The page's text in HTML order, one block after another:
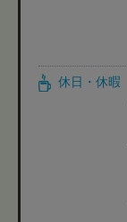
休日・休暇